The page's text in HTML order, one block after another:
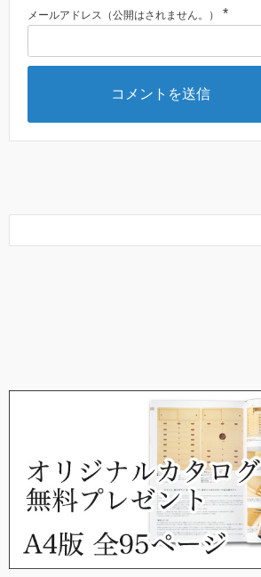
メールアドレス（公開はされません。） *